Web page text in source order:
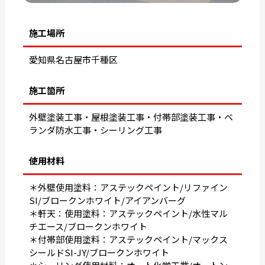
施工場所
愛知県名古屋市千種区
施工箇所
外壁塗装工事・屋根塗装工事・付帯部塗装工事・ベ
ランダ防水工事・シーリング工事
使用材料
＊外壁使用塗料：アステックペイント/リファイン
SI/ブロークンホワイト/アイアンバーグ
＊軒天：使用塗料：アステックペイント/水性マル
チエース/ブロークンホワイト
＊付帯部使用塗料：アステックペイント/マックス
シールドSI-JY/ブロークンホワイト